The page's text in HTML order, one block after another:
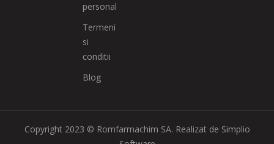
personal
Termeni
si
conditii
Blog
Copyright 2023 © Romfarmachim SA. Realizat de Simplio